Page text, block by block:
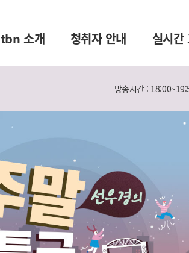
tbn 소개 청취자 안내 실시간
방송시간 :